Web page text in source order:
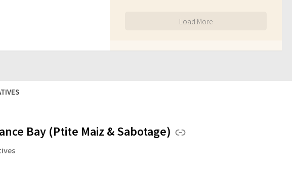
Load More
Bay (Ptite Maiz & Sabotage)